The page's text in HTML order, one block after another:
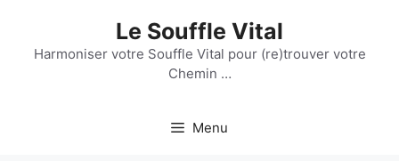
contenu
Le Souffle Vital
Harmoniser votre Souffle Vital pour (re)trouver votre
Chemin …
Menu